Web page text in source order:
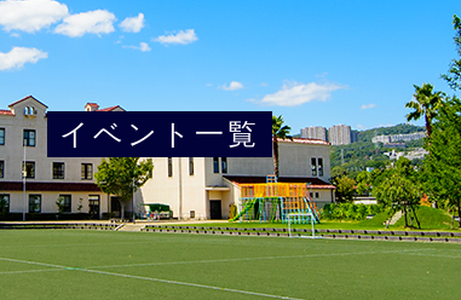
イベント一覧